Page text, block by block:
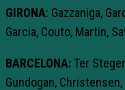
GIRONA: Gazzaniga,
Garcia, Couto, Martin,
BARCELONA:Ter
Gundogan, Christensen,